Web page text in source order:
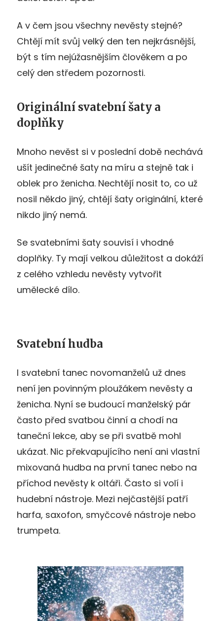
A v čem jsou všechny nevěsty stejné?
Chtějí mít svůj velký den ten nejkrásnější,
být s tím nejúžasnějším člověkem a po
celý den středem pozornosti.
Originální svatební šaty a
doplňky
Mnoho nevěst si v poslední době nechává
ušít jedinečné šaty na míru a stejně tak i
oblek pro ženicha. Nechtějí nosit to, co už
nosil někdo jiný, chtějí šaty originální, které
nikdo jiný nemá.
Se svatebními šaty souvisí i vhodné
doplňky. Ty mají velkou důležitost a dokáží
z celého vzhledu nevěsty vytvořit
umělecké dílo.
Svatební hudba
I svatební tanec novomanželů už dnes
není jen povinným ploužákem nevěsty a
ženicha. Nyní se budoucí manželský pár
často před svatbou činní a chodí na
taneční lekce, aby se při svatbě mohl
ukázat. Nic překvapujícího není ani vlastní
mixovaná hudba na první tanec nebo na
příchod nevěsty k oltáři. Často si volí i
hudební nástroje. Mezi nejčastější patří
harfa, saxofon, smyčcové nástroje nebo
trumpeta.